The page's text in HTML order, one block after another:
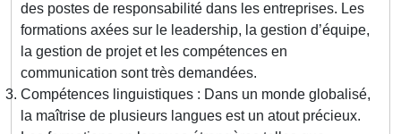
des postes de responsabilité dans les entreprises. Les
formations axées sur le leadership, la gestion d’équipe,
la gestion de projet et les compétences en
communication sont très demandées.
Compétences linguistiques : Dans un monde globalisé,
la maîtrise de plusieurs langues est un atout précieux.